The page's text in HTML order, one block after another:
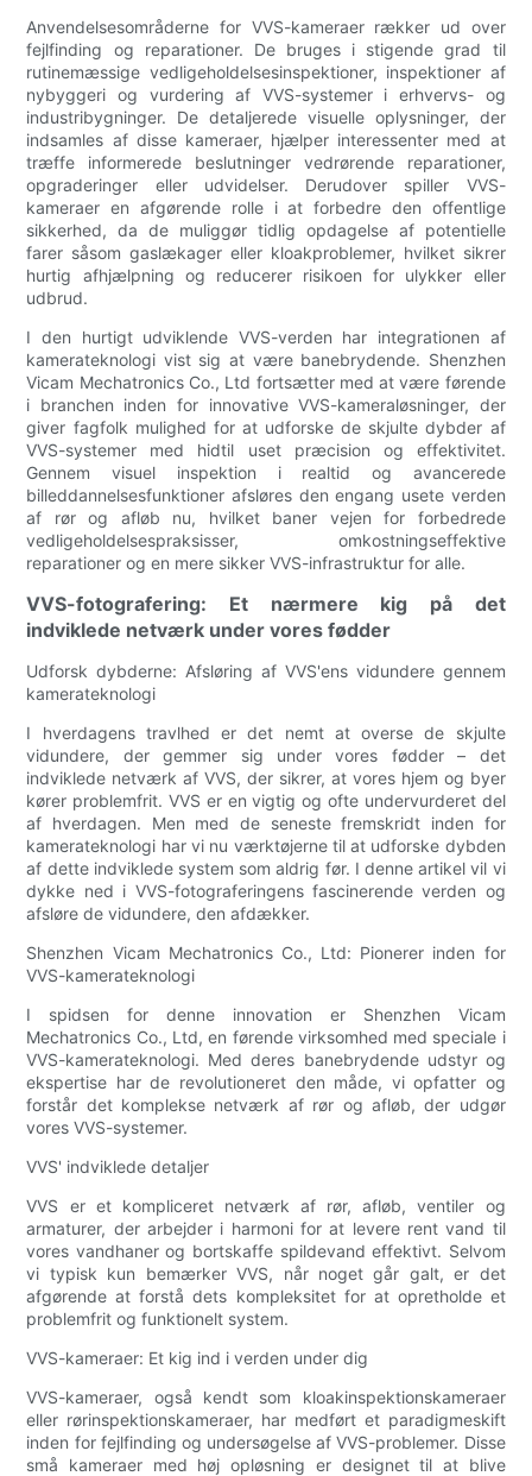
Anvendelsesområderne for VVS-kameraer rækker ud over
fejlfinding og reparationer. De bruges i stigende grad til
rutinemæssige vedligeholdelsesinspektioner, inspektioner af
nybyggeri og vurdering af VVS-systemer i erhvervs- og
industribygninger. De detaljerede visuelle oplysninger, der
indsamles af disse kameraer, hjælper interessenter med at
træffe informerede beslutninger vedrørende reparationer,
opgraderinger eller udvidelser. Derudover spiller VVS-
kameraer en afgørende rolle i at forbedre den offentlige
sikkerhed, da de muliggør tidlig opdagelse af potentielle
farer såsom gaslækager eller kloakproblemer, hvilket sikrer
hurtig afhjælpning og reducerer risikoen for ulykker eller
udbrud.
I den hurtigt udviklende VVS-verden har integrationen af
kamerateknologi vist sig at være banebrydende. Shenzhen
Vicam Mechatronics Co., Ltd fortsætter med at være førende
i branchen inden for innovative VVS-kameraløsninger, der
giver fagfolk mulighed for at udforske de skjulte dybder af
VVS-systemer med hidtil uset præcision og effektivitet.
Gennem visuel inspektion i realtid og avancerede
billeddannelsesfunktioner afsløres den engang usete verden
af rør og afløb nu, hvilket baner vejen for forbedrede
vedligeholdelsespraksisser, omkostningseffektive
reparationer og en mere sikker VVS-infrastruktur for alle.
VVS-fotografering: Et nærmere kig på det
indviklede netværk under vores fødder
Udforsk dybderne: Afsløring af VVS'ens vidundere gennem
kamerateknologi
I hverdagens travlhed er det nemt at overse de skjulte
vidundere, der gemmer sig under vores fødder – det
indviklede netværk af VVS, der sikrer, at vores hjem og byer
kører problemfrit. VVS er en vigtig og ofte undervurderet del
af hverdagen. Men med de seneste fremskridt inden for
kamerateknologi har vi nu værktøjerne til at udforske dybden
af dette indviklede system som aldrig før. I denne artikel vil vi
dykke ned i VVS-fotograferingens fascinerende verden og
afsløre de vidundere, den afdækker.
Shenzhen Vicam Mechatronics Co., Ltd: Pionerer inden for
VVS-kamerateknologi
I spidsen for denne innovation er Shenzhen Vicam
Mechatronics Co., Ltd, en førende virksomhed med speciale i
VVS-kamerateknologi. Med deres banebrydende udstyr og
ekspertise har de revolutioneret den måde, vi opfatter og
forstår det komplekse netværk af rør og afløb, der udgør
vores VVS-systemer.
VVS' indviklede detaljer
VVS er et kompliceret netværk af rør, afløb, ventiler og
armaturer, der arbejder i harmoni for at levere rent vand til
vores vandhaner og bortskaffe spildevand effektivt. Selvom
vi typisk kun bemærker VVS, når noget går galt, er det
afgørende at forstå dets kompleksitet for at opretholde et
problemfrit og funktionelt system.
VVS-kameraer: Et kig ind i verden under dig
VVS-kameraer, også kendt som kloakinspektionskameraer
eller rørinspektionskameraer, har medført et paradigmeskift
inden for fejlfinding og undersøgelse af VVS-problemer. Disse
små kameraer med høj opløsning er designet til at blive